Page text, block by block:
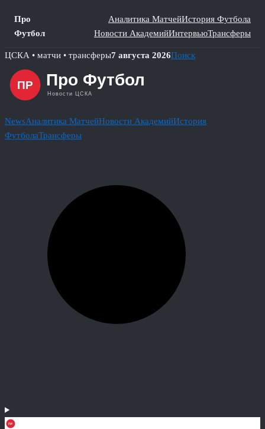
Про
Футбол
Аналитика МатчейИстория Футбола
Новости АкадемийИнтервьюТрансферы
Skip
content
ЦСКА • матчи • трансферы7 августа 2026Поиск
NewsАналитика МатчейНовости АкадемийИстория
ФутболаТрансферы